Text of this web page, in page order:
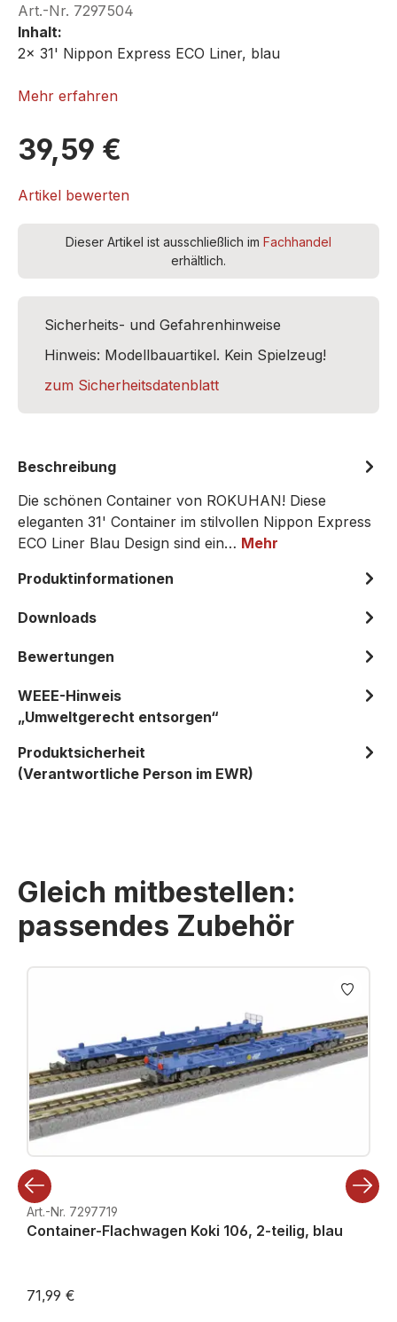
Art.-Nr. 7297504
Inhalt:
2x 31' Nippon Express ECO Liner, blau
ROKUHAN A102-2
Mehr erfahren
39,59 €
Artikel bewerten
Dieser Artikel ist ausschließlich im Fachhandel
erhältlich.
Sicherheits- und Gefahrenhinweise
Hinweis: Modellbauartikel. Kein Spielzeug!
zum Sicherheitsdatenblatt
Beschreibung
Die schönen Container von ROKUHAN! Diese
eleganten 31' Container im stilvollen Nippon Express
ECO Liner Blau Design sind ein… Mehr
Produktinformationen
Downloads
Bewertungen
WEEE-Hinweis
„Umweltgerecht entsorgen“
Produktsicherheit
(Verantwortliche Person im EWR)
Gleich mitbestellen:
passendes Zubehör
Produktgalerie überspringen
Art.-Nr. 7297719
Container-Flachwagen Koki 106, 2-teilig, blau
71,99 €